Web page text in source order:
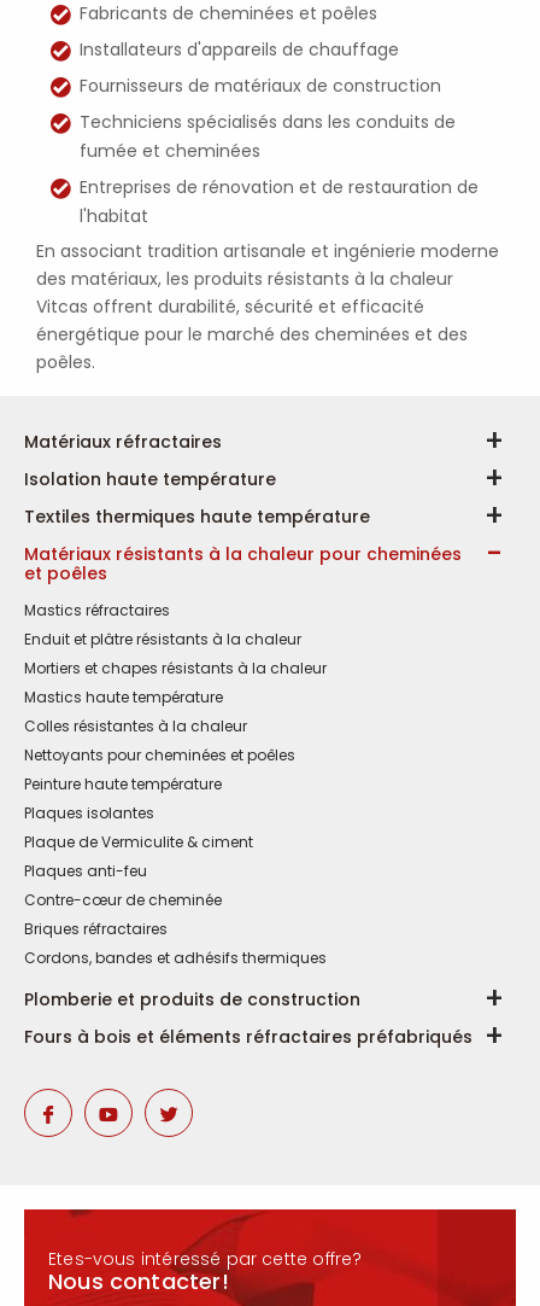
Fabricants de cheminées et poêles
Installateurs d'appareils de chauffage
Fournisseurs de matériaux de construction
Techniciens spécialisés dans les conduits de
fumée et cheminées
Entreprises de rénovation et de restauration de
l'habitat
En associant tradition artisanale et ingénierie moderne
des matériaux, les produits résistants à la chaleur
Vitcas offrent durabilité, sécurité et efficacité
énergétique pour le marché des cheminées et des
poêles.
Matériaux réfractaires
Isolation haute température
Textiles thermiques haute température
Matériaux résistants à la chaleur pour cheminées
et poêles
Mastics réfractaires
Enduit et plâtre résistants à la chaleur
Mortiers et chapes résistants à la chaleur
Mastics haute température
Colles résistantes à la chaleur
Nettoyants pour cheminées et poêles
Peinture haute température
Plaques isolantes
Plaque de Vermiculite & ciment
Plaques anti-feu
Contre-cœur de cheminée
Briques réfractaires
Cordons, bandes et adhésifs thermiques
Plomberie et produits de construction
Fours à bois et éléments réfractaires préfabriqués
Etes-vous intéressé par cette offre?
Nous contacter!